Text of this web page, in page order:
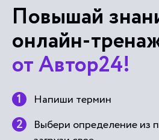
Повышай
онлайн-
от Автор24!
Напиши термин
Выбери определение из